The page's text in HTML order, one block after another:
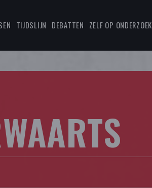
TIJDSLIJN DEBATTEN ZELF OP ONDERZOEK